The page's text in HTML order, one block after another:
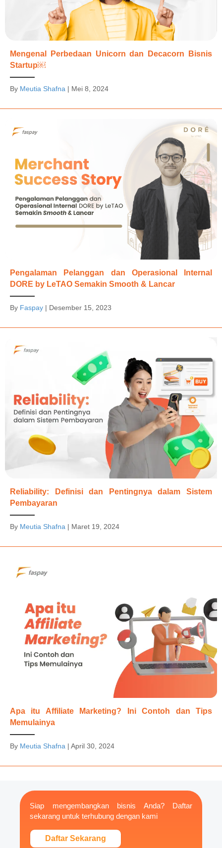
Mengenal Perbedaan Unicorn dan Decacorn Bisnis
Startup￼
By Meutia Shafna | Mei 8, 2024
Pengalaman Pelanggan dan Operasional Internal
DORE by LeTAO Semakin Smooth & Lancar
By Faspay | Desember 15, 2023
Reliability: Definisi dan Pentingnya dalam Sistem
Pembayaran
By Meutia Shafna | Maret 19, 2024
Apa itu Affiliate Marketing? Ini Contoh dan Tips
Memulainya
By Meutia Shafna | April 30, 2024
Siap mengembangkan bisnis Anda? Daftar
sekarang untuk terhubung dengan kami
Daftar Sekarang